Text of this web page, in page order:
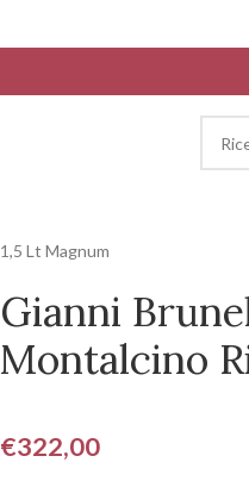
1,5 Lt Magnum
Gianni
Montalcino
€322,00